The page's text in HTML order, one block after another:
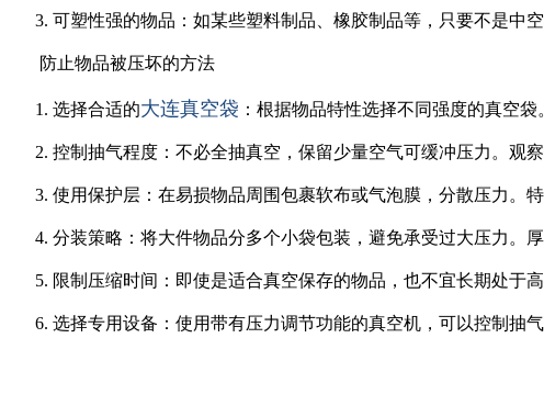
3. 可塑性强的物品：如某些塑料制品、橡胶制品等，只要不是中
防止物品被压坏的方法
1. 选择合适的大连真空袋 ：根据物品特性选择不同强度的真空
2. 控制抽气程度：不必全抽真空，保留少量空气可缓冲压力。观
3. 使用保护层：在易损物品周围包裹软布或气泡膜，分散压力。
4. 分装策略：将大件物品分多个小袋包装，避免承受过大压力。
5. 限制压缩时间：即使是适合真空保存的物品，也不宜长期处于
6. 选择专用设备：使用带有压力调节功能的真空机，可以控制抽